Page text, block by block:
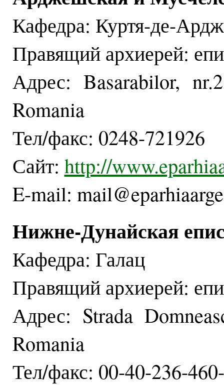
Кафедра: Куртя-де-
Правящий архиерей:
Адрес: Basarabilor,
Romania
Тел/факс: 0248-721926
Сайт: http://
E-mail:
Нижне-Дунайская
Кафедра: Галац
Правящий архиерей:
Адрес: Strada
Romania
Тел/факс: 00-40-236-